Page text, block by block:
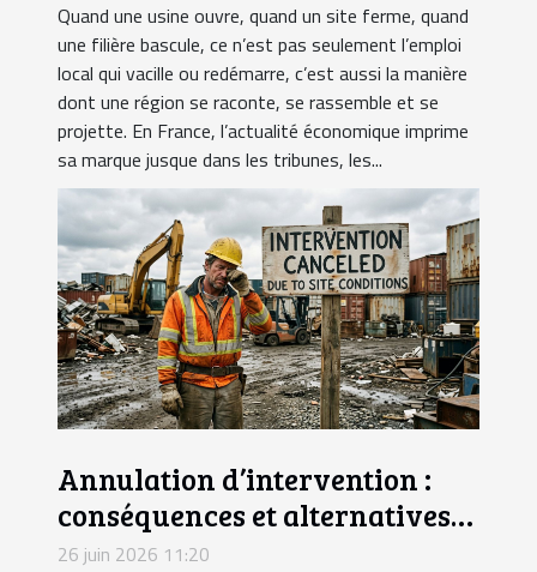
Quand une usine ouvre, quand un site ferme, quand
une filière bascule, ce n’est pas seulement l’emploi
local qui vacille ou redémarre, c’est aussi la manière
dont une région se raconte, se rassemble et se
projette. En France, l’actualité économique imprime
sa marque jusque dans les tribunes, les...
Annulation d’intervention :
conséquences et alternatives
pour l’enlèvement
26 juin 2026 11:20